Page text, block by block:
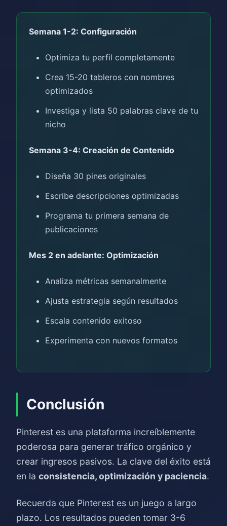
Semana 1-2: Configuración
Optimiza tu perfil completamente
Crea 15-20 tableros con nombres
optimizados
Investiga y lista 50 palabras clave de tu
nicho
Semana 3-4: Creación de Contenido
Diseña 30 pines originales
Escribe descripciones optimizadas
Programa tu primera semana de
publicaciones
Mes 2 en adelante: Optimización
Analiza métricas semanalmente
Ajusta estrategia según resultados
Escala contenido exitoso
Experimenta con nuevos formatos
Conclusión
Pinterest es una plataforma increíblemente
poderosa para generar tráfico orgánico y
crear ingresos pasivos. La clave del éxito está
en la consistencia, optimización y paciencia.
Recuerda que Pinterest es un juego a largo
plazo. Los resultados pueden tomar 3-6